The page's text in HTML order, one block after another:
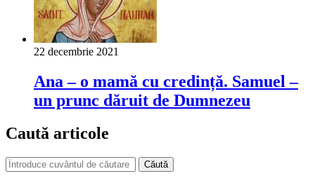
22 decembrie 2021
Ana – o mamă cu credință. Samuel –
un prunc dăruit de Dumnezeu
Caută articole
Căută